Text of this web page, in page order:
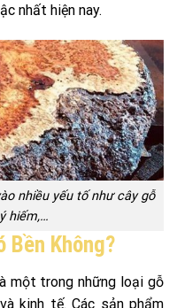
nhất hiện nay.
nhiều yếu tố như cây gỗ
hiếm,…
Bền Không?
một trong những loại gỗ
kinh tế. Các sản phẩm